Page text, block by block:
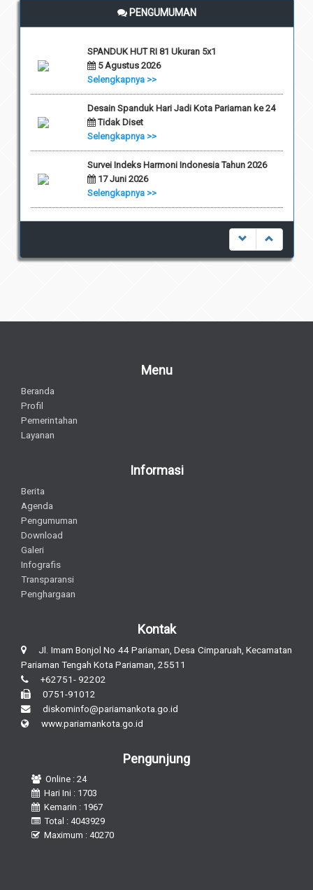
PENGUMUMAN
SPANDUK HUT RI 81 Ukuran 5x1
5 Agustus 2026
Selengkapnya >>
Desain Spanduk Hari Jadi Kota Pariaman ke 24
Tidak Diset
Selengkapnya >>
Survei Indeks Harmoni Indonesia Tahun 2026
17 Juni 2026
Selengkapnya >>
Menu
Beranda
Profil
Pemerintahan
Layanan
Informasi
Berita
Agenda
Pengumuman
Download
Galeri
Infografis
Transparansi
Penghargaan
Kontak
Jl. Imam Bonjol No 44 Pariaman, Desa Cimparuah, Kecamatan
Pariaman Tengah Kota Pariaman, 25511
+62751- 92202
0751-91012
diskominfo@pariamankota.go.id
www.pariamankota.go.id
Pengunjung
Online : 24
Hari Ini : 1703
Kemarin : 1967
Total : 4043929
Maximum : 40270